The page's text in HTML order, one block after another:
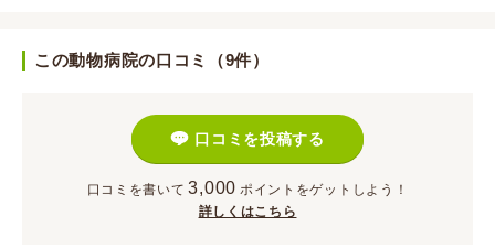
この動物病院の口コミ（9件）
口コミを投稿する
口コミを書いて 3,000 ポイント をゲットしよう！
詳しくはこちら